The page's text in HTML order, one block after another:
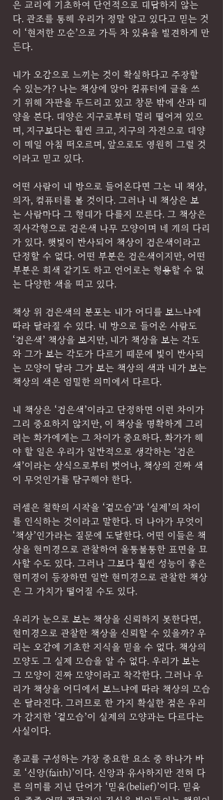
은 교리에 기초하여 단언적으로 대답하지 않는
다. 관조를 통해 우리가 정말 알고 있다고 믿는 것
이 ‘현저한 모순’으로 가득 차 있음을 발견하게 만
든다.
내가 오감으로 느끼는 것이 확실하다고 주장할
수 있는가? 나는 책상에 앉아 컴퓨터에 글을 쓰
기 위해 자판을 두드리고 있고 창문 밖에 산과 태
양을 본다. 태양은 지구로부터 멀리 떨어져 있으
며, 지구보다는 훨씬 크고, 지구의 자전으로 태양
이 매일 아침 떠오르며, 앞으로도 영원히 그럴 것
이라고 믿고 있다.
어떤 사람이 내 방으로 들어온다면 그는 내 책상,
의자, 컴퓨터를 볼 것이다. 그러나 내 책상은 보
는 사람마다 그 형태가 다를지 모른다. 그 책상은
직사각형으로 검은색 나무 모양이며 네 개의 다리
가 있다. 햇빛이 반사되어 책상이 검은색이라고
단정할 수 없다. 어떤 부분은 검은색이지만, 어떤
부분은 회색 같기도 하고 언어로는 형용할 수 없
는 다양한 색을 띠고 있다.
책상 위 검은색의 분포는 내가 어디를 보느냐에
따라 달라질 수 있다. 내 방으로 들어온 사람도
‘검은색’ 책상을 보지만, 내가 책상을 보는 각도
와 그가 보는 각도가 다르기 때문에 빛이 반사되
는 모양이 달라 그가 보는 책상의 색과 내가 보는
책상의 색은 엄밀한 의미에서 다르다.
내 책상은 ‘검은색’이라고 단정하면 이런 차이가
그리 중요하지 않지만, 이 책상을 명확하게 그리
려는 화가에게는 그 차이가 중요하다. 화가가 해
야 할 일은 우리가 일반적으로 생각하는 ‘검은
색’이라는 상식으로부터 벗어나, 책상의 진짜 색
이 무엇인가를 탐구해야 한다.
러셀은 철학의 시작을 ‘겉모습’과 ‘실제’의 차이
를 인식하는 것이라고 말한다. 더 나아가 무엇이
‘책상’인가라는 질문에 도달한다. 어떤 이들은 책
상을 현미경으로 관찰하여 울퉁불퉁한 표면을 묘
사할 수도 있다. 그러나 그보다 훨씬 성능이 좋은
현미경이 등장하면 일반 현미경으로 관찰한 책상
은 그 가치가 떨어질 수도 있다.
우리가 눈으로 보는 책상을 신뢰하지 못한다면,
현미경으로 관찰한 책상을 신뢰할 수 있을까? 우
리는 오감에 기초한 지식을 믿을 수 없다. 책상의
모양도 그 실제 모습을 알 수 없다. 우리가 보는
그 모양이 진짜 모양이라고 착각한다. 그러나 우
리가 책상을 어디에서 보느냐에 따라 책상의 모습
은 달라진다. 그러므로 한 가지 확실한 점은 우리
가 감지한 ‘겉모습’이 실제의 모양과는 다르다는
사실이다.
종교를 구성하는 가장 중요한 요소 중 하나가 바
로 ‘신앙(faith)’이다. 신앙과 유사하지만 전혀 다
른 의미를 지닌 단어가 ‘믿음(belief)’이다. 믿음